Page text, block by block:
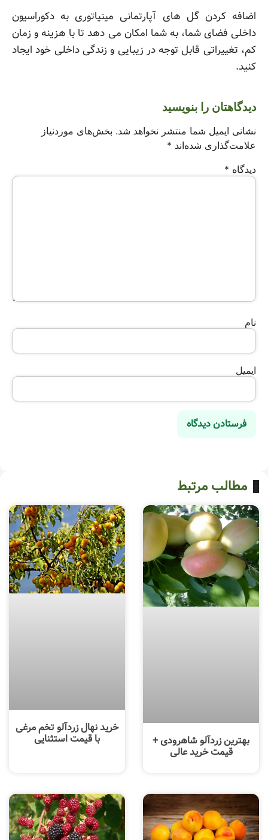
اضافه کردن گل های آپارتمانی مینیاتوری به دکوراسیون
داخلی فضای شما، به شما امکان می دهد تا با هزینه و زمان
کم، تغییراتی قابل توجه در زیبایی و زندگی داخلی خود ایجاد
کنید.
دیدگاهتان را بنویسید
نشانی ایمیل شما منتشر نخواهد شد. بخش‌های موردنیاز
علامت‌گذاری شده‌اند *
دیدگاه *
نام
ایمیل
مطالب مرتبط
بهترین زردآلو شاهرودی +
قیمت خرید عالی
خرید نهال زردآلو تخم مرغی
با قیمت استثنایی